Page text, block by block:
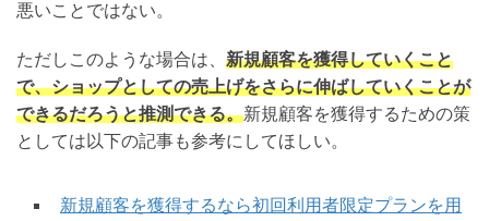
悪いことではない。
ただしこのような場合は、 新規顧客を獲得していくこと
で、ショップとしての売上げをさらに伸ばしていくことが
できるだろうと推測できる。新規顧客を獲得するための策
としては以下の記事も参考にしてほしい。
新規顧客を獲得するなら初回利用者限定プランを用